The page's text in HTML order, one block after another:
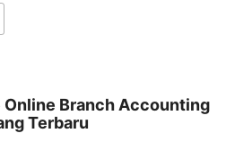
Online Branch Accounting
Terbaru